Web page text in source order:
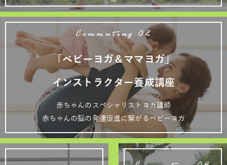
Commuting 02
「ベビーヨガ＆ママヨガ」
インストラクター養成講座
赤ちゃんのスペシャリストヨガ講師
赤ちゃんの脳の発達促進に繋がるベビーヨガ